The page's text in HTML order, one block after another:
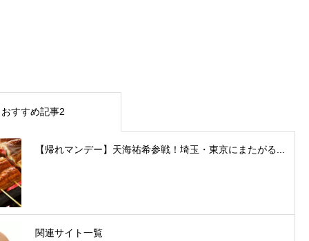
おすすめ記事2
【帰れマンデー】天海祐希参戦！埼玉・東京にまたがる...
関連サイト一覧